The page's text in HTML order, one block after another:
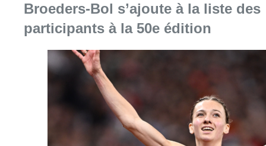
Broeders-Bol s’ajoute à la liste des
participants à la 50e édition